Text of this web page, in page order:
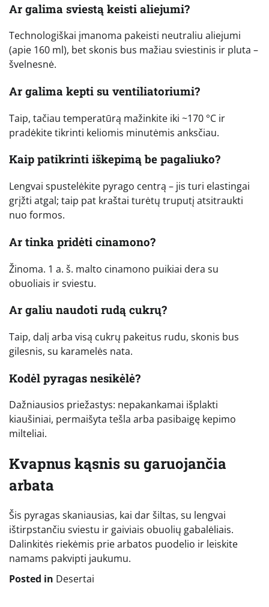
Ar galima sviestą keisti aliejumi?
Technologiškai įmanoma pakeisti neutraliu aliejumi
(apie 160 ml), bet skonis bus mažiau sviestinis ir pluta –
švelnesnė.
Ar galima kepti su ventiliatoriumi?
Taip, tačiau temperatūrą mažinkite iki ~170 °C ir
pradėkite tikrinti keliomis minutėmis anksčiau.
Kaip patikrinti iškepimą be pagaliuko?
Lengvai spustelėkite pyrago centrą – jis turi elastingai
grįžti atgal; taip pat kraštai turėtų truputį atsitraukti
nuo formos.
Ar tinka pridėti cinamono?
Žinoma. 1 a. š. malto cinamono puikiai dera su
obuoliais ir sviestu.
Ar galiu naudoti rudą cukrų?
Taip, dalį arba visą cukrų pakeitus rudu, skonis bus
gilesnis, su karamelės nata.
Kodėl pyragas nesikėlė?
Dažniausios priežastys: nepakankamai išplakti
kiaušiniai, permaišyta tešla arba pasibaigę kepimo
milteliai.
Kvapnus kąsnis su garuojančia
arbata
Šis pyragas skaniausias, kai dar šiltas, su lengvai
ištirpstančiu sviestu ir gaiviais obuolių gabalėliais.
Dalinkitės riekėmis prie arbatos puodelio ir leiskite
namams pakvipti jaukumu.
Posted in Desertai